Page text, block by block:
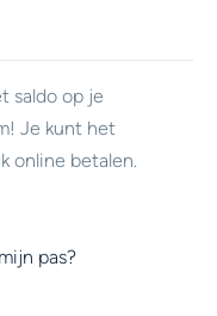
saldo op je
Je kunt het
online betalen.
pas?